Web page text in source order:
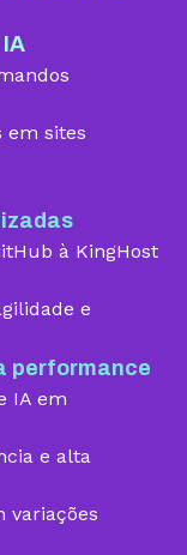
em sites
à KingHost
e
performance
IA em
e alta
variações